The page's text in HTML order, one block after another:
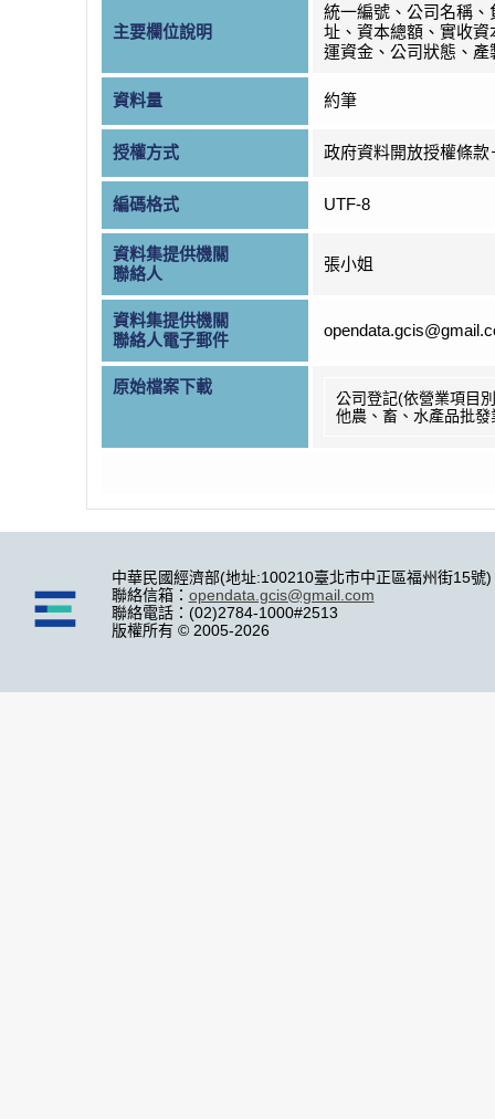
主要欄位說明
統一編號、公司名稱、
址、資本總額、實收資
運資金、公司狀態、產
資料量 約筆
授權方式 政府資料開放授權條款
編碼格式 UTF-8
資料集提供機關
聯絡人
張小姐
資料集提供機關
聯絡人電子郵件
原始檔案下載
公司登記(依營業項目
他農、畜、水產品批發
中華民國經濟部(地址:100210臺北市中正區福州街15號)
聯絡信箱： opendata.gcis@gmail.com
聯絡電話：(02)2784-1000#2513
版權所有 © 2005-2026